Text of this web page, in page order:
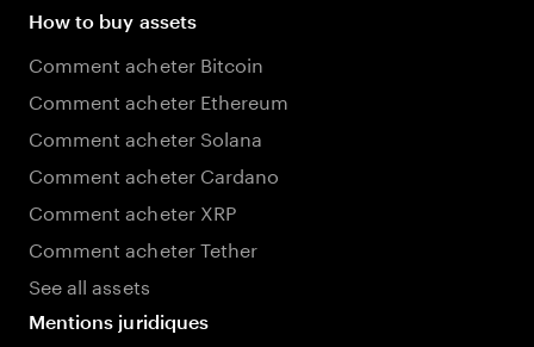
How to buy assets
Comment acheter Bitcoin
Comment acheter Ethereum
Comment acheter Solana
Comment acheter Cardano
Comment acheter XRP
Comment acheter Tether
See all assets
Mentions juridiques